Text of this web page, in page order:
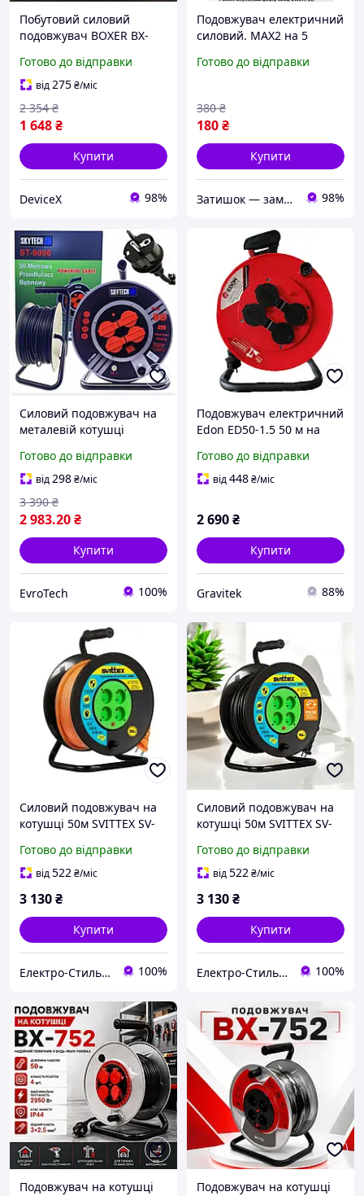
Побутовий силовий
подовжувач BOXER BX-
В, захист IP20
Готово до відправки
від275₴/міс
1 648₴
2 354 ₴
Купити
DeviceX 98%
Подовжувач електричний
силовий. MAX2 на 5
довжина 1,5м*4,50
Готово до відправки
180₴
380 ₴
Купити
Затишок — замов Добра мішок! 98%
Силовий подовжувач на
металевій котушці
Готово до відправки
від298₴/міс
2 983.20₴
3 390 ₴
Купити
EvroTech 100%
Подовжувач електричний
Edon ED50-1.5 50 м на
подовжувач для вулиці та
будівництва, довгий
Готово до відправки
від448₴/міс
2 690₴
Купити
Gravitek 88%
Силовий подовжувач на
котушці 50м SVITTEX SV-
мідний, без заземлення, 4
розетки, 4100Вт,
Готово до відправки
від522₴/міс
3 130₴
Купити
Електро-Стиль - інтернет-магазин електротоварів 100%
Силовий подовжувач на
котушці 50м SVITTEX SV-
мідний, без заземлення, 4
розетки, 4100Вт, чорний)
Готово до відправки
від522₴/міс
3 130₴
Купити
Електро-Стиль - інтернет-магазин електротоварів 100%
Подовжувач на котушці
Подовжувач на котушці